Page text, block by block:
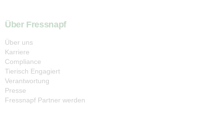
Über Fressnapf
Über uns
Karriere
Compliance
Tierisch Engagiert
Verantwortung
Presse
Fressnapf Partner werden